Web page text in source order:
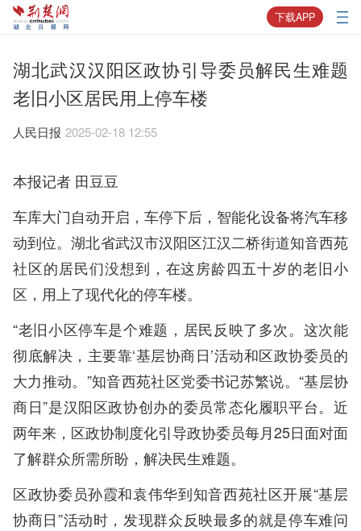
下载APP
湖北武汉汉阳区政协引导委员解民生难题
老旧小区居民用上停车楼
人民日报 2025-02-18 12:55
本报记者 田豆豆
车库大门自动开启，车停下后，智能化设备将汽车移
动到位。湖北省武汉市汉阳区江汉二桥街道知音西苑
社区的居民们没想到，在这房龄四五十岁的老旧小
区，用上了现代化的停车楼。
“老旧小区停车是个难题，居民反映了多次。这次能
彻底解决，主要靠‘基层协商日’活动和区政协委员的
大力推动。”知音西苑社区党委书记苏繁说。“基层协
商日”是汉阳区政协创办的委员常态化履职平台。近
两年来，区政协制度化引导政协委员每月25日面对面
了解群众所需所盼，解决民生难题。
区政协委员孙霞和袁伟华到知音西苑社区开展“基层
协商日”活动时，发现群众反映最多的就是停车难问